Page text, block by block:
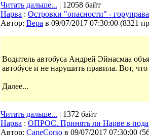
Читать дальше... | 12058 байт
Нарва : Островки "опасности" -
Автор: Bepa в 09/07/2017 07:30:00 (8321
Водитель автобуса Андрей Эйнасмаа
автобусе и не нарушить правила. Вот,
Далее...
Читать дальше... | 1372 байт
Нарва : ОПРОС. Принять ли Нарве в
Автор: CaneCorso в 09/07/2017 07:30:00 (